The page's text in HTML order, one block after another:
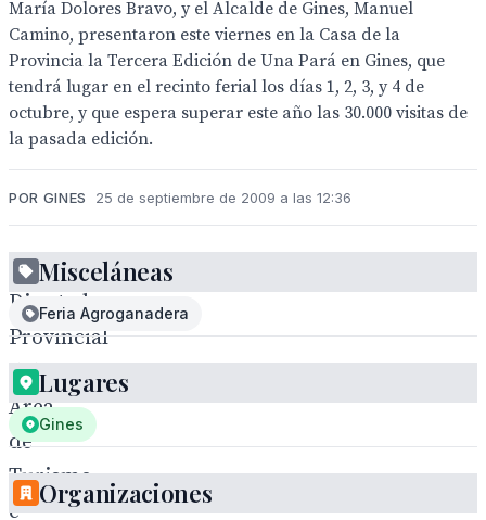
María Dolores Bravo, y el Alcalde de Gines, Manuel
Camino, presentaron este viernes en la Casa de la
Provincia la Tercera Edición de Una Pará en Gines, que
tendrá lugar en el recinto ferial los días 1, 2, 3, y 4 de
octubre, y que espera superar este año las 30.000 visitas de
la pasada edición.
POR GINES 25 de septiembre de 2009 a las 12:36
La
Diputada
Provincial
del
Área
de
Turismo
e
Misceláneas
Feria Agroganadera
Lugares
Gines
Organizaciones